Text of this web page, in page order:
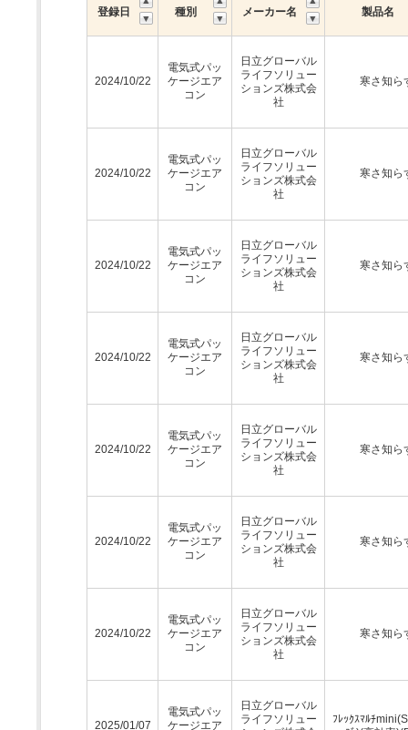
登録日 種別 メーカー名 製品名
2024/10/22
電気式パッ
ケージエア
コン
日立グローバル
ライフソリュー
ションズ株式会
社
寒さ知ら
2024/10/22
電気式パッ
ケージエア
コン
日立グローバル
ライフソリュー
ションズ株式会
社
寒さ知ら
2024/10/22
電気式パッ
ケージエア
コン
日立グローバル
ライフソリュー
ションズ株式会
社
寒さ知ら
2024/10/22
電気式パッ
ケージエア
コン
日立グローバル
ライフソリュー
ションズ株式会
社
寒さ知ら
2024/10/22
電気式パッ
ケージエア
コン
日立グローバル
ライフソリュー
ションズ株式会
社
寒さ知ら
2024/10/22
電気式パッ
ケージエア
コン
日立グローバル
ライフソリュー
ションズ株式会
社
寒さ知ら
2024/10/22
電気式パッ
ケージエア
コン
日立グローバル
ライフソリュー
ションズ株式会
社
寒さ知ら
2025/01/07
電気式パッ
ケージエア
日立グローバル
ライフソリュー
ﾌﾚｯｸｽﾏﾙﾁ